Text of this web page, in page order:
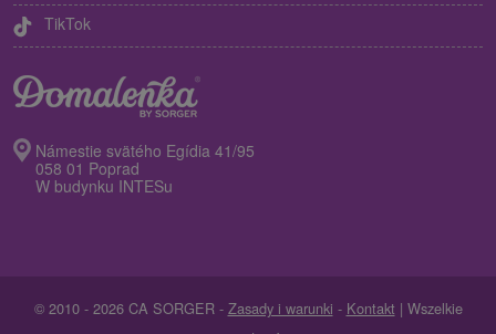
TikTok
Námestie svätého Egídia 41/95
058 01 Poprad
W budynku INTESu
© 2010 - 2026 CA SORGER - Zasady i warunki - Kontakt | Wszelkie